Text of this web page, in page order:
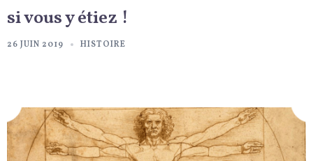
si vous y étiez !
26 JUIN 2019 HISTOIRE